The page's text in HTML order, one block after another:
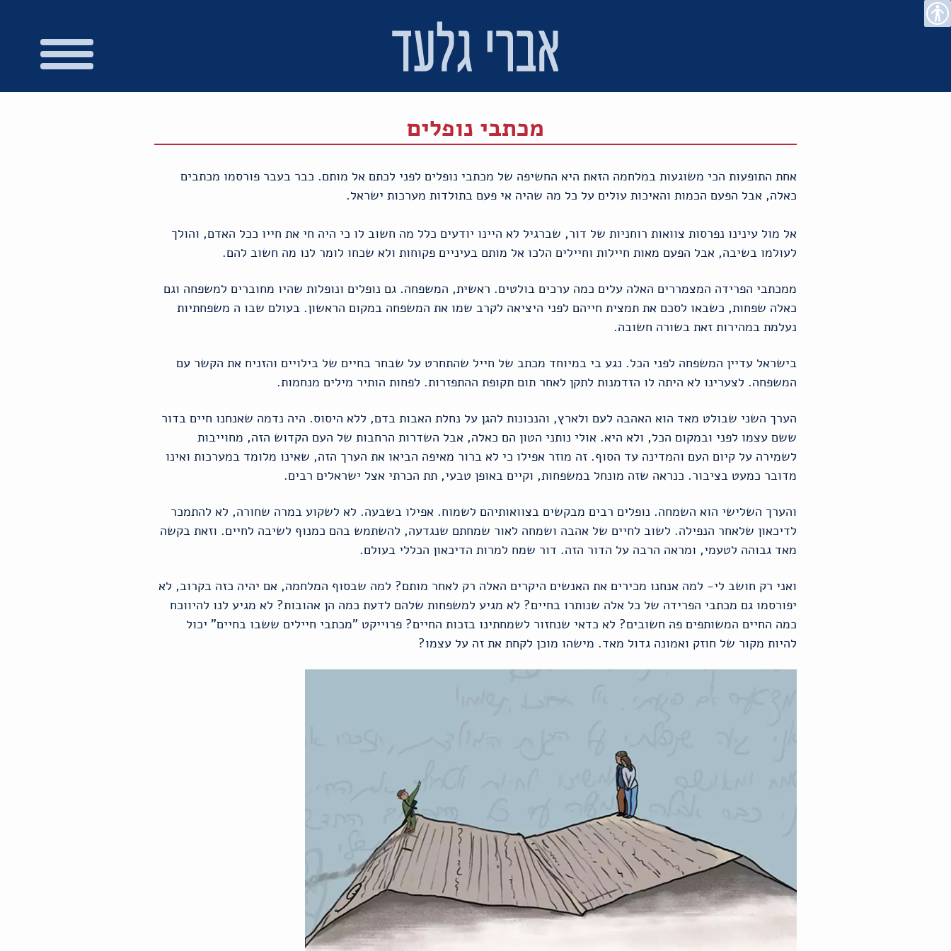
נגישות
מפת
הצהרת
עבור
צרו
מכתבי נופלים
אחת התופעות הכי משוגעות במלחמה הזאת היא החשיפה של מכתבי נופלים לפני לכתם אל מותם. כבר בעבר פורסמו מכתבים
כאלה, אבל הפעם הכמות והאיכות עולים על כל מה שהיה אי פעם בתולדות מערכות ישראל.
אל מול עינינו נפרסות צוואות רוחניות של דור, שברגיל לא היינו יודעים כלל מה חשוב לו כי היה חי את חייו ככל האדם, והולך
לעולמו בשיבה, אבל הפעם מאות חיילות וחיילים הלכו אל מותם בעיניים פקוחות ולא שכחו לומר לנו מה חשוב להם.
ממכתבי הפרידה המצמררים האלה עלים כמה ערכים בולטים. ראשית, המשפחה. גם נופלים ונופלות שהיו מחוברים למשפחה וגם
כאלה שפחות, כשבאו לסכם את תמצית חייהם לפני היציאה לקרב שמו את המשפחה במקום הראשון. בעולם שבו ה משפחתיות
נעלמת במהירות זאת בשורה חשובה.
בישראל עדיין המשפחה לפני הכל. נגע בי במיוחד מכתב של חייל שהתחרט על שבחר בחיים של בילויים והזניח את הקשר עם
המשפחה. לצערינו לא היתה לו הזדמנות לתקן לאחר תום תקופת ההתפזרות. לפחות הותיר מילים מנחמות.
הערך השני שבולט מאד הוא האהבה לעם ולארץ, והנכונות להגן על נחלת האבות בדם, ללא היסוס. היה נדמה שאנחנו חיים בדור
ששם עצמו לפני ובמקום הכל, ולא היא. אולי נותני הטון הם כאלה, אבל השדרות הרחבות של העם הקדוש הזה, מחוייבות
לשמירה על קיום העם והמדינה עד הסוף. זה מוזר אפילו כי לא ברור מאיפה הביאו את הערך הזה, שאינו מלומד במערכות ואינו
מדובר כמעט בציבור. כנראה שזה מונחל במשפחות, וקיים באופן טבעי, תת הכרתי אצל ישראלים רבים.
והערך השלישי הוא השמחה. נופלים רבים מבקשים בצוואותיהם לשמוח. אפילו בשבעה. לא לשקוע במרה שחורה, לא להתמכר
לדיכאון שלאחר הנפילה. לשוב לחיים של אהבה ושמחה לאור שמחתם שנגדעה, להשתמש בהם כמנוף לשיבה לחיים. וזאת בקשה
מאד גבוהה לטעמי, ומראה הרבה על הדור הזה. דור שמח למרות הדיכאון הכללי בעולם.
ואני רק חושב לי- למה אנחנו מכירים את האנשים היקרים האלה רק לאחר מותם? למה שבסוף המלחמה, אם יהיה כזה בקרוב, לא
יפורסמו גם מכתבי הפרידה של כל אלה שנותרו בחיים? לא מגיע למשפחות שלהם לדעת כמה הן אהובות? לא מגיע לנו להיווכח
כמה החיים המשותפים פה חשובים? לא כדאי שנחזור לשמחתינו בזכות החיים? פרוייקט "מכתבי חיילים ששבו בחיים" יכול
להיות מקור של חוזק ואמונה גדול מאד. מישהו מוכן לקחת את זה על עצמו?